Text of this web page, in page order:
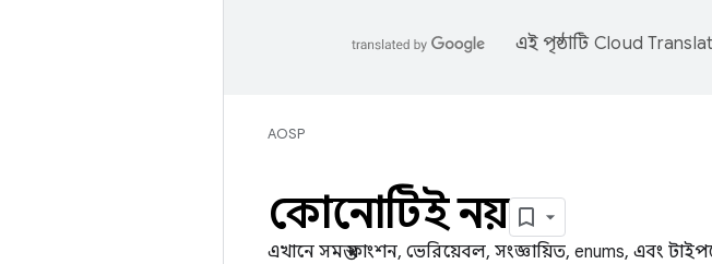
এই পৃষ্ঠাটি Cloud
AOSP
কোনোটিই নয়
এখানে সমস্ত ফাংশন, ভেরিয়েবল, সংজ্ঞায়িত, enums, এবং